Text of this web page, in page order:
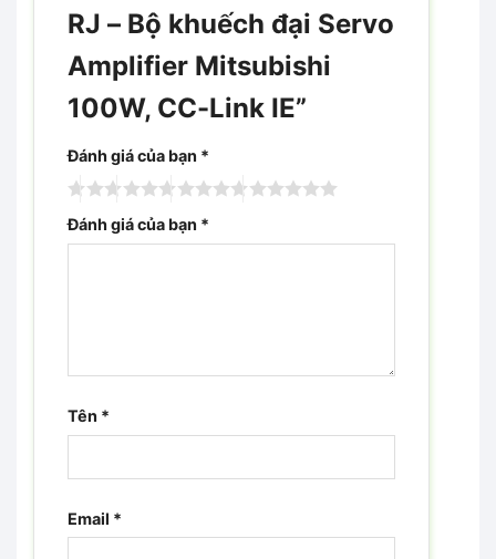
RJ – Bộ khuếch đại Servo
Amplifier Mitsubishi
100W, CC-Link IE”
Đánh giá của bạn *
Đánh giá của bạn *
Tên *
Email *